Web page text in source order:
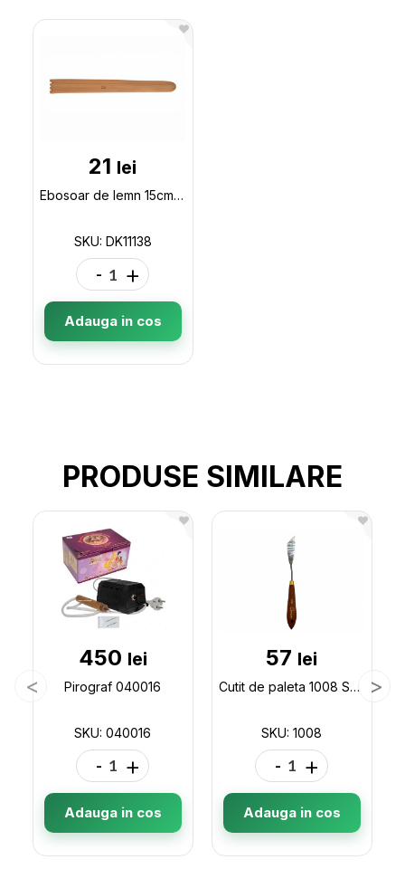
21 lei
Ebosoar de lemn 15cm DK11138
SKU: DK11138
- +
Adauga in cos
PRODUSE SIMILARE
450 lei
Pirograf 040016
SKU: 040016
- +
Adauga in cos
57 lei
Cutit de paleta 1008 Sonet 1008
SKU: 1008
- +
Adauga in cos